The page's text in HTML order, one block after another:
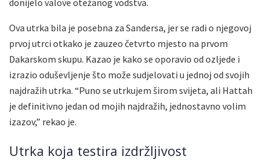
Ova utrka bila je posebna za Sandersa, jer se radi o njegovoj
prvoj utrci otkako je zauzeo četvrto mjesto na prvom
Dakarskom skupu. Kazao je kako se oporavio od ozljede i
izrazio oduševljenje što može sudjelovati u jednoj od svojih
najdražih utrka. “Puno se utrkujem širom svijeta, ali Hattah
je definitivno jedan od mojih najdražih, jednostavno volim
izazov,” rekao je.
Utrka koja testira izdržljivost